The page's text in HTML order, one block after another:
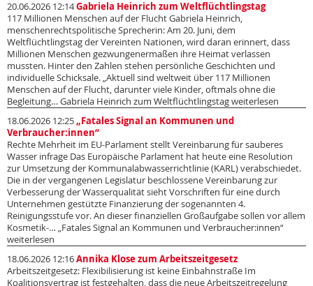
20.06.2026 12:14Gabriela Heinrich zum Weltflüchtlingstag
117 Millionen Menschen auf der Flucht Gabriela Heinrich,
menschenrechtspolitische Sprecherin: Am 20. Juni, dem
Weltflüchtlingstag der Vereinten Nationen, wird daran erinnert, dass
Millionen Menschen gezwungenermaßen ihre Heimat verlassen
mussten. Hinter den Zahlen stehen persönliche Geschichten und
individuelle Schicksale. „Aktuell sind weltweit über 117 Millionen
Menschen auf der Flucht, darunter viele Kinder, oftmals ohne die
Begleitung… Gabriela Heinrich zum Weltflüchtlingstag weiterlesen
18.06.2026 12:25„Fatales Signal an Kommunen und
Verbraucher:innen“
Rechte Mehrheit im EU-Parlament stellt Vereinbarung für sauberes
Wasser infrage Das Europäische Parlament hat heute eine Resolution
zur Umsetzung der Kommunalabwasserrichtlinie (KARL) verabschiedet.
Die in der vergangenen Legislatur beschlossene Vereinbarung zur
Verbesserung der Wasserqualität sieht Vorschriften für eine durch
Unternehmen gestützte Finanzierung der sogenannten 4.
Reinigungsstufe vor. An dieser finanziellen Großaufgabe sollen vor allem
Kosmetik-… „Fatales Signal an Kommunen und Verbraucher:innen“
weiterlesen
18.06.2026 12:16Annika Klose zum Arbeitszeitgesetz
Arbeitszeitgesetz: Flexibilisierung ist keine Einbahnstraße Im
Koalitionsvertrag ist festgehalten, dass die neue Arbeitszeitregelung